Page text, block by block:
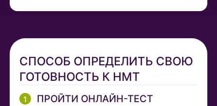
СПОСОБ ОПРЕДЕЛИТЬ СВОЮ
ГОТОВНОСТЬ К НМТ
ПРОЙТИ ОНЛАЙН-ТЕСТ